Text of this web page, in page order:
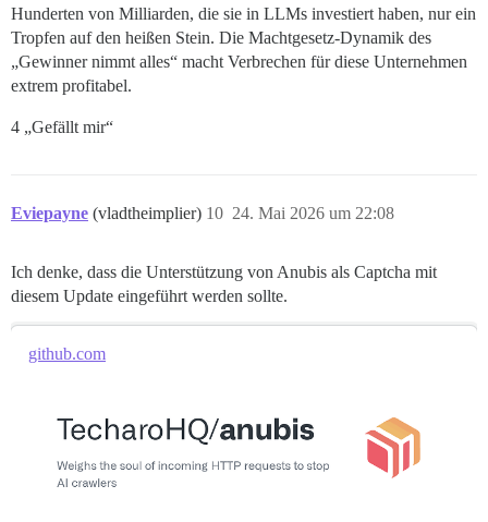
Hunderten von Milliarden, die sie in LLMs investiert haben, nur ein
Tropfen auf den heißen Stein. Die Machtgesetz-Dynamik des
„Gewinner nimmt alles“ macht Verbrechen für diese Unternehmen
extrem profitabel.
4 „Gefällt mir“
Eviepayne (vladtheimplier) 24. Mai 2026 um 22:08
10
Ich denke, dass die Unterstützung von Anubis als Captcha mit
diesem Update eingeführt werden sollte.
github.com